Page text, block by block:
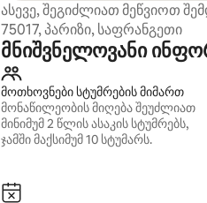
ასევე, შეგიძლიათ მეწვიოთ
75017, პარიზი, საფრანგეთი
მნიშვნელოვანი
მოთხოვნები სტუმრების მიმართ
მონაწილეობის მიღება შეუძლიათ
მინიმუმ 2 წლის ასაკის სტუმრებს,
ჯამში მაქსიმუმ 10 სტუმარს.